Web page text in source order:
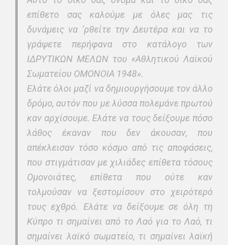
επίθετο σας καλούμε με όλες μας τις
δυνάμεις να ‘ρθείτε την Δευτέρα και να το
γράψετε περήφανα στο κατάλογο των
ΙΔΡΥΤΙΚΩΝ ΜΕΛΩΝ του «Αθλητικού Λαϊκού
Σωματείου ΟΜΟΝΟΙΑ 1948».
Ελάτε όλοι μαζί να δημιουργήσουμε τον άλλο
δρόμο, αυτόν που με λύσσα πολεμάνε πρωτού
καν αρχίσουμε. Ελάτε να τους δείξουμε πόσο
λάθος έκαναν που δεν άκουσαν, που
απέκλεισαν τόσο κόσμο από τις αποφάσεις,
που στιγμάτισαν με χιλιάδες επίθετα τόσους
Ομονοιάτες, επίθετα που ούτε καν
τολμούσαν να ξεστομίσουν στο χειρότερό
τους εχθρό. Ελάτε να δείξουμε σε όλη τη
Κύπρο τι σημαίνει από το Λαό για το Λαό, τι
σημαίνει λαϊκό σωματείο, τι σημαίνει λαϊκή